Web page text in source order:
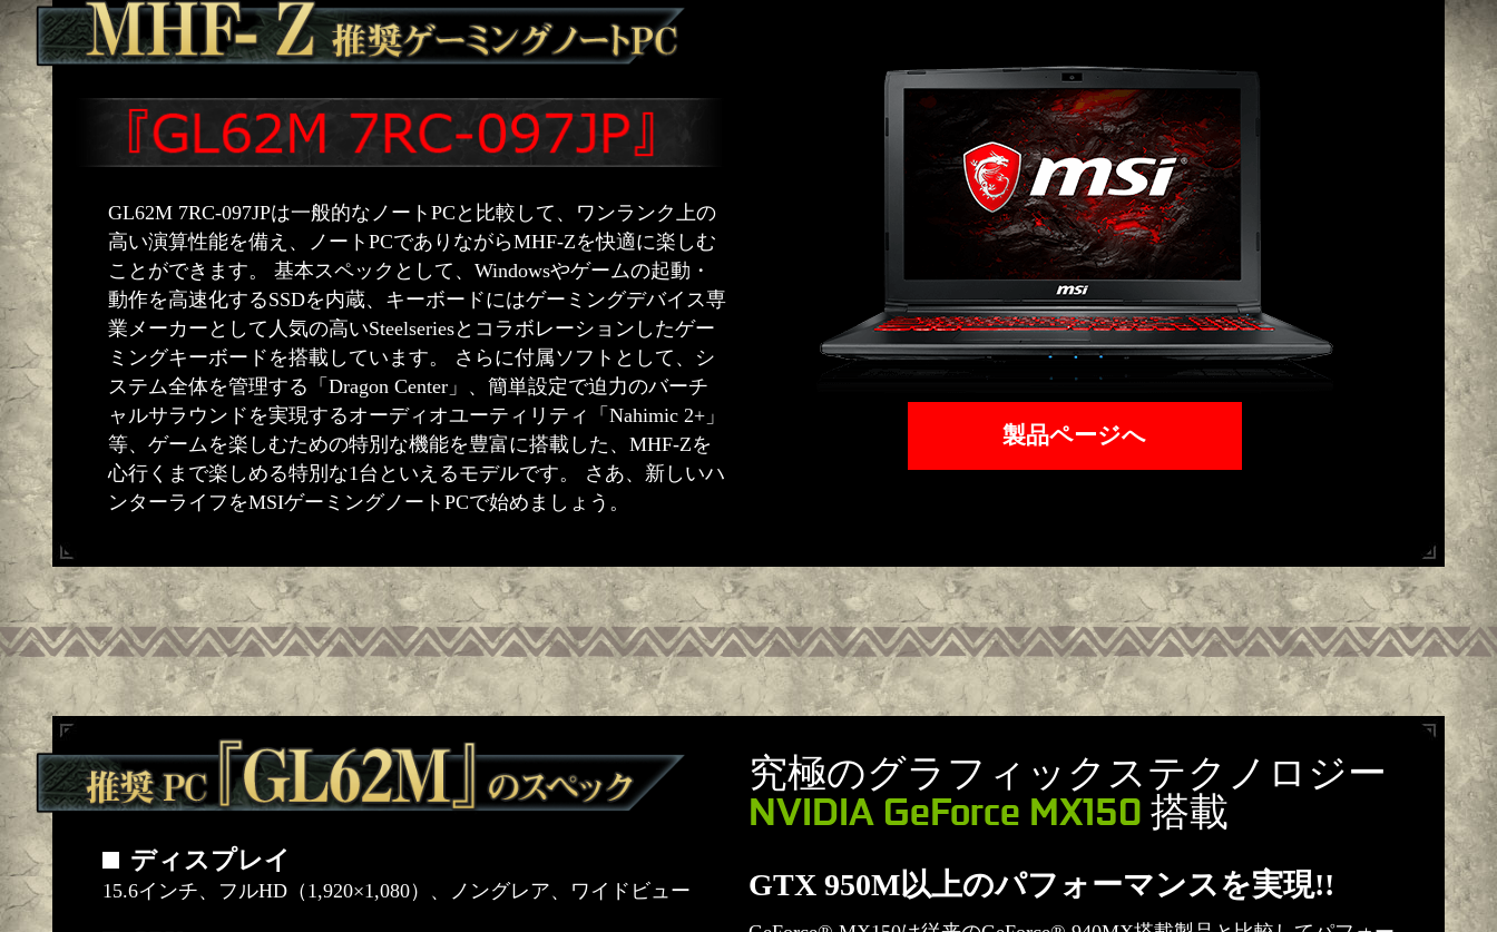
GL62M 7RC-097JPは一般的なノートPCと比較して、ワンランク上の
高い演算性能を備え、ノートPCでありながらMHF-Zを快適に楽しむ
ことができます。 基本スペックとして、Windowsやゲームの起動・
動作を高速化するSSDを内蔵、キーボードにはゲーミングデバイス専
業メーカーとして人気の高いSteelseriesとコラボレーションしたゲー
ミングキーボードを搭載しています。 さらに付属ソフトとして、シ
ステム全体を管理する「Dragon Center」、簡単設定で迫力のバーチ
ャルサラウンドを実現するオーディオユーティリティ「Nahimic 2+」
等、ゲームを楽しむための特別な機能を豊富に搭載した、MHF-Zを
心行くまで楽しめる特別な1台といえるモデルです。 さあ、新しいハ
ンターライフをMSIゲーミングノートPCで始めましょう。
製品ページへ
ディスプレイ
15.6インチ、フルHD（1,920×1,080）、ノングレア、ワイドビュー
究極のグラフィックステクノロジー
NVIDIA GeForce MX150搭載
GTX 950M以上のパフォーマンスを実現!!